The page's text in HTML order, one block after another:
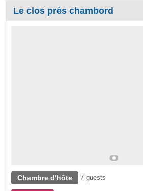
Le clos près chambord
Chambre d'hôte 7 guests